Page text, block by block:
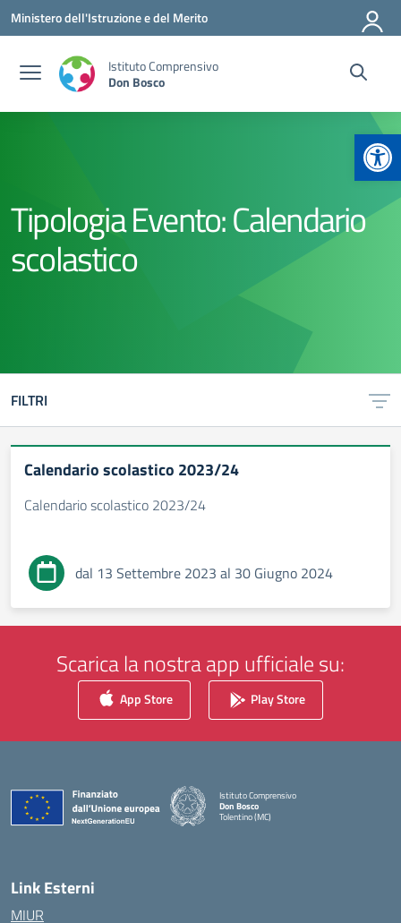
Vai ai contenuti
Vai al menu di navigazione
Vai al footer
Ministero dell'Istruzione e del Merito
Istituto Comprensivo
Don Bosco
Tipologia Evento:Calendario
scolastico
FILTRI
Calendario scolastico 2023/24
Calendario scolastico 2023/24
dal 13 Settembre 2023 al 30 Giugno 2024
Scarica la nostra app ufficiale su:
App Store Play Store
Istituto Comprensivo
Don Bosco
Tolentino (MC)
Link Esterni
MIUR